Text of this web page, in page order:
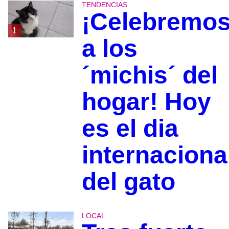
1
TENDENCIAS
a los
´michis´ del
hogar! Hoy
es el dia
del gato
LOCAL